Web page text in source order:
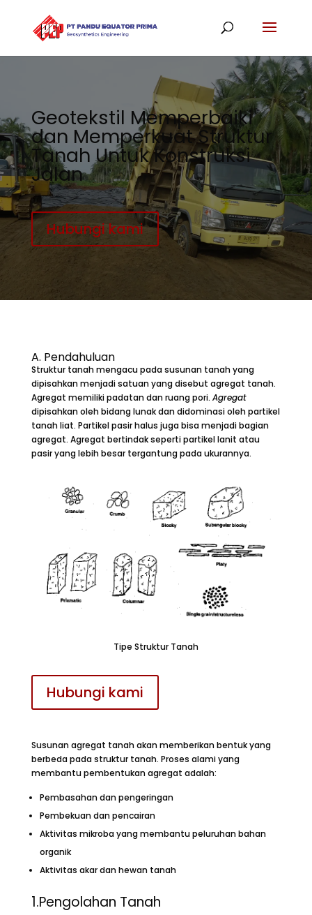
Geotekstil Memperbaiki
dan Memperkuat Struktur
Tanah Untuk Konstruksi
Jalan
Hubungi kami
A. Pendahuluan
Struktur tanah mengacu pada susunan tanah yang
dipisahkan menjadi satuan yang disebut agregat tanah.
Agregat memiliki padatan dan ruang pori. Agregat
dipisahkan oleh bidang lunak dan didominasi oleh partikel
tanah liat. Partikel pasir halus juga bisa menjadi bagian
agregat. Agregat bertindak seperti partikel lanit atau
pasir yang lebih besar tergantung pada ukurannya.
Tipe Struktur Tanah
Hubungi kami
Susunan agregat tanah akan memberikan bentuk yang
berbeda pada struktur tanah. Proses alami yang
membantu pembentukan agregat adalah:
Pembasahan dan pengeringan
Pembekuan dan pencairan
Aktivitas mikroba yang membantu peluruhan bahan
organik
Aktivitas akar dan hewan tanah
1.Pengolahan Tanah